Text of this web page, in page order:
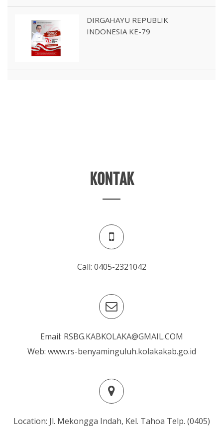
DIRGAHAYU REPUBLIK
INDONESIA KE-79
KONTAK
Call: 0405-2321042
Email: RSBG.KABKOLAKA@GMAIL.COM
Web: www.rs-benyaminguluh.kolakakab.go.id
Location: Jl. Mekongga Indah, Kel. Tahoa Telp. (0405)